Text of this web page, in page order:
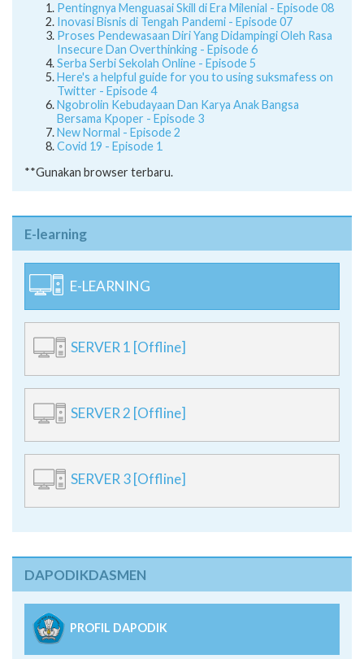
Pentingnya Menguasai Skill di Era Milenial - Episode 08
Inovasi Bisnis di Tengah Pandemi - Episode 07
Proses Pendewasaan Diri Yang Didampingi Oleh Rasa
Insecure Dan Overthinking - Episode 6
Serba Serbi Sekolah Online - Episode 5
Here's a helpful guide for you to using suksmafess on
Twitter - Episode 4
Ngobrolin Kebudayaan Dan Karya Anak Bangsa
Bersama Kpoper - Episode 3
New Normal - Episode 2
Covid 19 - Episode 1
**Gunakan browser terbaru.
E-learning
E-LEARNING
SERVER 1 [Offline]
SERVER 2 [Offline]
SERVER 3 [Offline]
DAPODIKDASMEN
PROFIL DAPODIK